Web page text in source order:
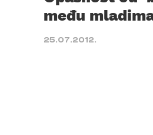
među
25.07.2012.